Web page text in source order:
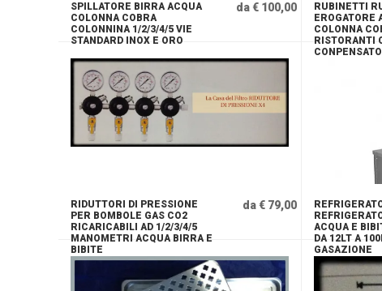
SPILLATORE BIRRA ACQUA
COLONNA COBRA
COLONNINA 1/2/3/4/5 VIE
STANDARD INOX E ORO
da € 100,00
RUBINETTI
EROGATORE
COLONNA
RISTORANTI
RIDUTTORI DI PRESSIONE
PER BOMBOLE GAS CO2
RICARICABILI AD 1/2/3/4/5
MANOMETRI ACQUA BIRRA E
BIBITE
da € 79,00
ACQUA E
DA 12LT A
GASAZIONE